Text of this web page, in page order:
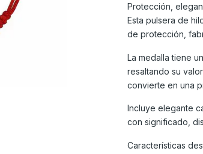
Protección,
Esta pulsera de
de protección,
La medalla tiene
resaltando su
convierte en una
Incluye elegante
con significado,
Características